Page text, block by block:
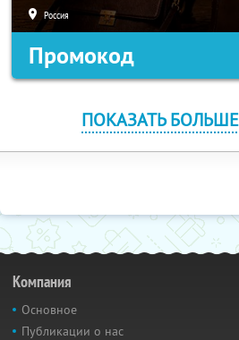
Россия
Промокод
ПОКАЗАТЬ
Компания
Основное
Публикации о нас